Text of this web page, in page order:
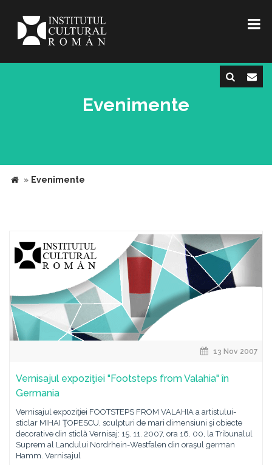
Evenimente
» Evenimente
13 Nov 2007
Vernisajul expoziţiei "Footsteps from Valahia" în
Germania
Vernisajul expoziţiei FOOTSTEPS FROM VALAHIA a artistului-
sticlar MIHAI ŢOPESCU, sculpturi de mari dimensiuni şi obiecte
decorative din sticlă Vernisaj: 15. 11. 2007, ora 16. 00, la Tribunalul
Suprem al Landului Nordrhein-Westfalen din oraşul german
Hamm. Vernisajul